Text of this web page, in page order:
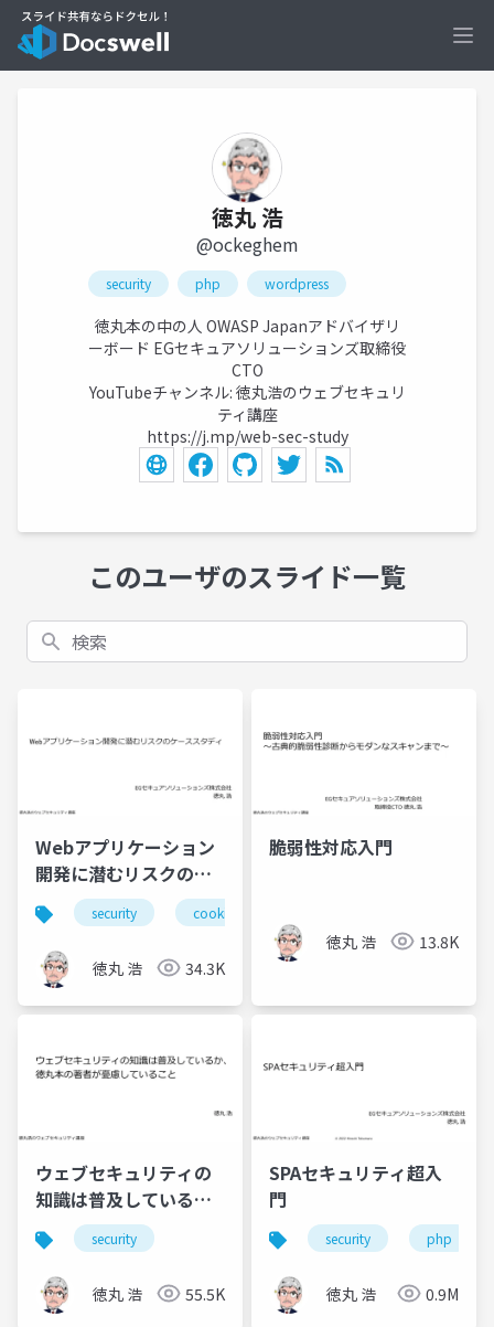
徳丸 浩
@ockeghem
security php wordpress
徳丸本の中の人 OWASP Japanアドバイザリ
ーボード EGセキュアソリューションズ取締役
CTO
YouTubeチャンネル: 徳丸浩のウェブセキュリ
ティ講座
https://j.mp/web-sec-study
このユーザのスライド一覧
検索
Webアプリケーション
開発に潜むリスクのケ
ーススタディ
security cookie
徳丸 浩 34.3K
脆弱性対応入門
徳丸 浩 13.8K
ウェブセキュリティの
知識は普及している
か、徳丸本の著者が憂
慮していること
security
徳丸 浩 55.5K
SPAセキュリティ超入
門
security php
徳丸 浩 0.9M